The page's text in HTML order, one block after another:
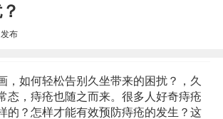
发布
，如何轻松告别久坐带来的困扰？，久
态，痔疮也随之而来。很多人好奇痔疮
的？怎样才能有效预防痔疮的发生？这